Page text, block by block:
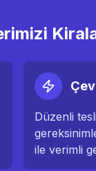
Düzenli
ile verimli